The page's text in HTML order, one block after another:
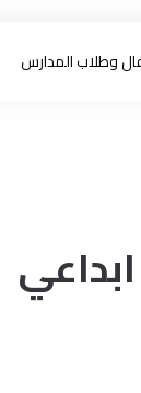
وطلاب المدارس